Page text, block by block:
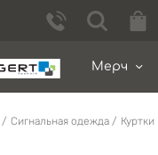
Мерч
Сигнальная одежда Куртки